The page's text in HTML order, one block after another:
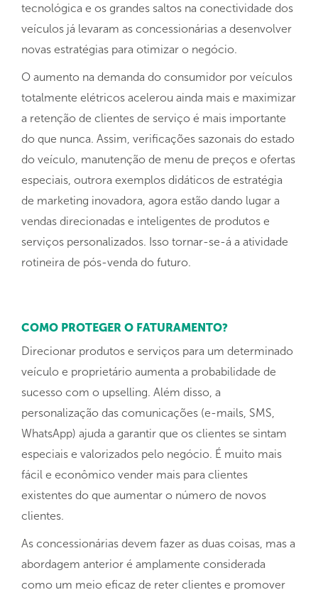
tecnológica e os grandes saltos na conectividade dos
veículos já levaram as concessionárias a desenvolver
novas estratégias para otimizar o negócio.
O aumento na demanda do consumidor por veículos
totalmente elétricos acelerou ainda mais e maximizar
a retenção de clientes de serviço é mais importante
do que nunca. Assim, verificações sazonais do estado
do veículo, manutenção de menu de preços e ofertas
especiais, outrora exemplos didáticos de estratégia
de marketing inovadora, agora estão dando lugar a
vendas direcionadas e inteligentes de produtos e
serviços personalizados. Isso tornar-se-á a atividade
rotineira de pós-venda do futuro.
COMO PROTEGER O FATURAMENTO?
Direcionar produtos e serviços para um determinado
veículo e proprietário aumenta a probabilidade de
sucesso com o upselling. Além disso, a
personalização das comunicações (e-mails, SMS,
WhatsApp) ajuda a garantir que os clientes se sintam
especiais e valorizados pelo negócio. É muito mais
fácil e econômico vender mais para clientes
existentes do que aumentar o número de novos
clientes.
As concessionárias devem fazer as duas coisas, mas a
abordagem anterior é amplamente considerada
como um meio eficaz de reter clientes e promover